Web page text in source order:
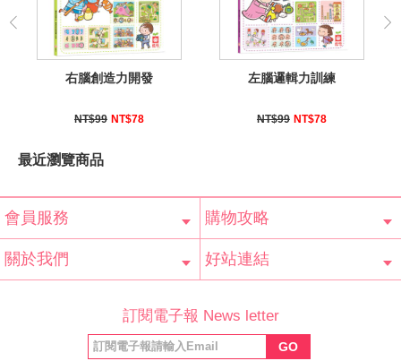
右腦創造力開發
NT$99 NT$78
左腦邏輯力訓練
NT$99 NT$78
最近瀏覽商品
會員服務
會員辨法
客服信箱
隱私條款
網站導覽
購物攻略
常見問題
購物說明
訂單查詢
關於我們 好站連結
福利協會
絲專頁
訂閱電子報 News letter
GO